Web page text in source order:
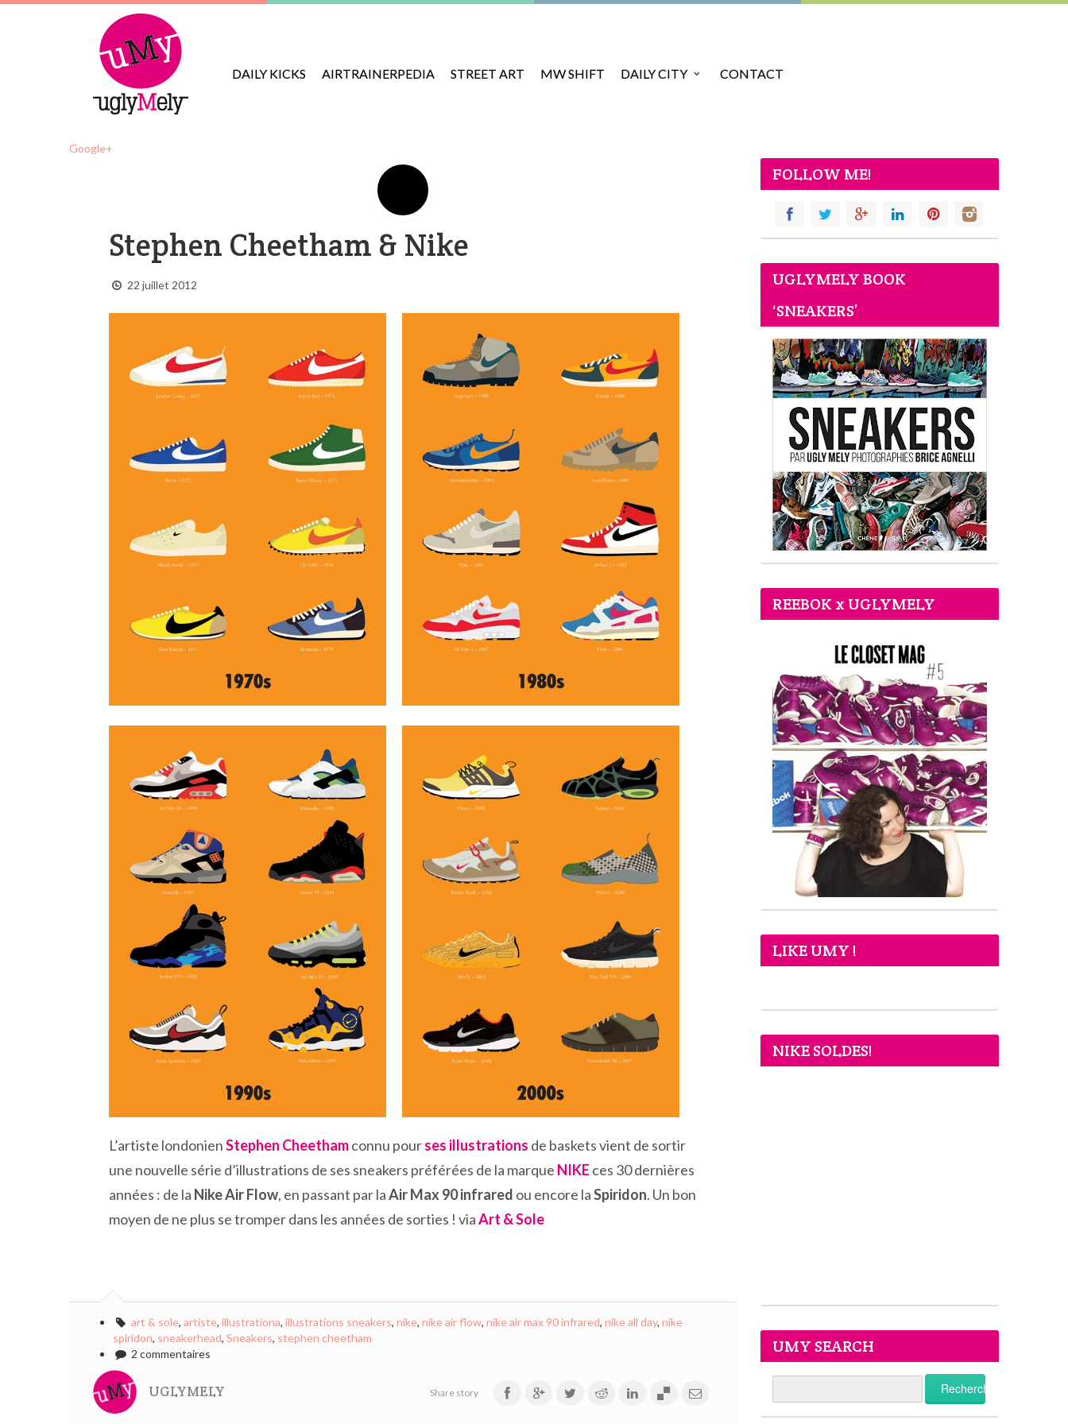
DAILY KICKS AIRTRAINERPEDIA STREET ART MW SHIFT DAILY CITY CONTACT
Google+
Stephen Cheetham & Nike
22 juillet 2012
L’artiste londonienStephen Cheethamconnu pourses illustrations de baskets vient de sortir
une nouvelle série d’illustrations de ses sneakers préférées de la marque NIKE ces 30 dernières
années : de la Nike Air Flow, en passant par laAir Max 90 infrared ou encore laSpiridon. Un bon
moyen de ne plus se tromper dans les années de sorties ! viaArt & Sole
art & sole, artiste, illustrationa, illustrations sneakers, nike, nike air flow, nike air max 90 infrared, nike all day, nike
spiridon, sneakerhead, Sneakers, stephen cheetham
2 commentaires
UGLYMELY Share story
FOLLOW ME!
UGLYMELY BOOK
‘SNEAKERS’
REEBOK x UGLYMELY
LIKE UMY !
NIKE SOLDES!
UMY SEARCH